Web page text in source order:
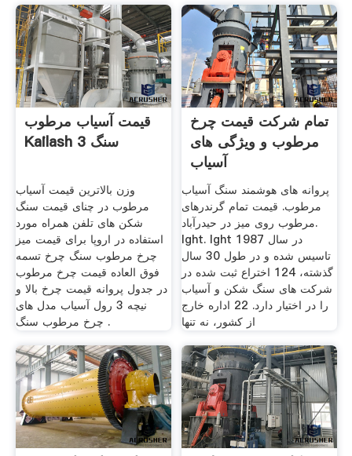
قیمت آسیاب مرطوب
Kailash 3 سنگ
وزن بالاترین قیمت آسیاب
مرطوب در چنای قیمت سنگ
شکن های تلفن همراه مورد
استفاده در اروپا برای قیمت میز
چرخ مرطوب سنگ چرخ تسمه
فوق العاده قیمت چرخ مرطوب
در جدول پروانه قیمت چرخ بالا و
نیچه 3 رول آسیاب مدل های
چرخ مرطوب سنگ .
تمام شرکت قیمت چرخ
مرطوب و ویژگی های
آسیاب
پروانه های هوشمند سنگ آسیاب
مرطوب. قیمت تمام گرندرهای
مرطوب روی میز در حیدرآباد.
lght. lght در سال 1987
تاسیس شده و در طول 30 سال
گذشته، 124 اختراع ثبت شده در
شركت های سنگ شكن و آسیاب
را در اختیار دارد. 22 اداره خارج
از کشور، نه تنها